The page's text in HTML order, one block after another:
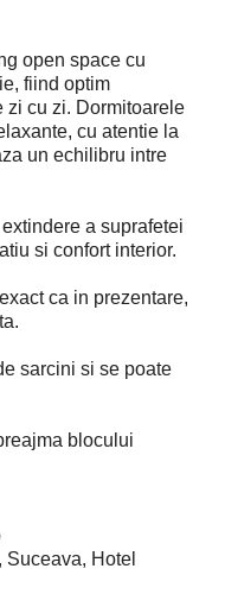
open space cu
fiind optim
zi cu zi. Dormitoarele
cu atentie la
un echilibru intre
a suprafetei
si confort interior.
ca in prezentare,
sarcini si se poate
blocului
Suceava, Hotel